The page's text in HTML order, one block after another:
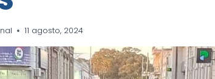
11 agosto, 2024